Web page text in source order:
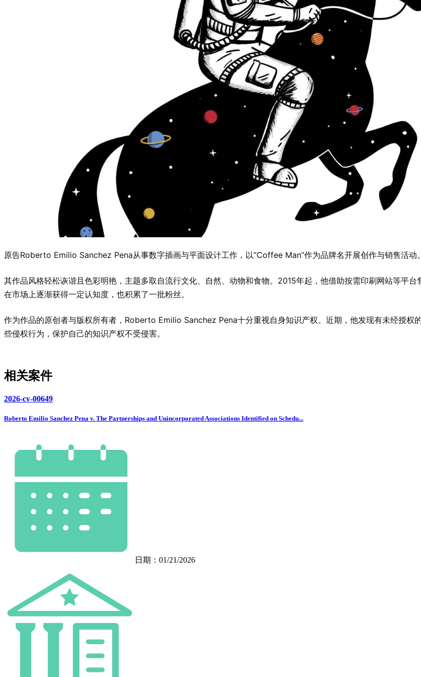
原告Roberto Emilio Sanchez Pena从事数字插画与平面设计工作，以“Coffee Man”作为品牌名开展创作与销售活动。
其作品风格轻松诙谐且色彩明艳，主题多取自流行文化、自然、动物和食物。2015年起，他借助按需印刷网站等平
在市场上逐渐获得一定认知度，也积累了一批粉丝。
作为作品的原创者与版权所有者，Roberto Emilio Sanchez Pena十分重视自身知识产权。近期，他发现有未经授权
些侵权行为，保护自己的知识产权不受侵害。
相关案件
2026-cv-00649
Roberto Emilio Sanchez Pena v. The Partnerships and Unincorporated Associations Identified on Schedu...
日期：01/21/2026